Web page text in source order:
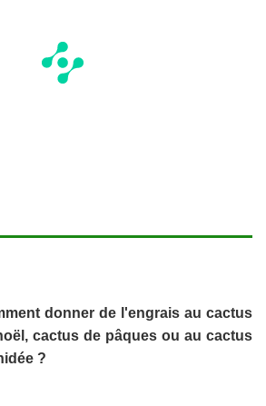
donner de l'engrais au cactus
cactus de pâques ou au cactus
?